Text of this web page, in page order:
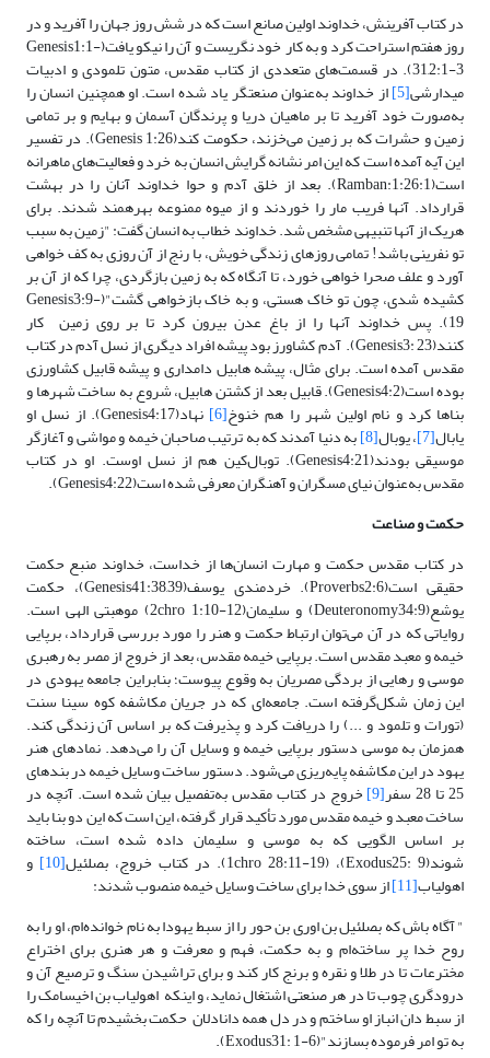
در کتاب آفرینش، خداوند اولین صانع است که در شش روز جهان را آفرید و در
روز هفتم استراحت کرد و به کار خود نگریست و آن را نیکو یافت(Genesis1:1-
31,2:1-3). در قسمت‌های متعددی از کتاب مقدس، متون تلمودی و ادبیات
میدارشی[5] از خداوند به‌عنوان صنعتگر یاد شده است. او همچنین انسان را
به‌صورت خود آفرید تا بر ماهیان دریا و پرندگان آسمان و بهایم و بر تمامی
زمین و حشرات که بر زمین می‌خزند، حکومت کند(Genesis 1:26). در تفسیر
این آیه آمده است که این امر نشانه گرایش انسان به خرد و فعالیت‌های ماهرانه
است(Ramban:1:26:1). بعد از خلق آدم و حوا خداوند آنان را در بهشت
قرارداد. آنها فریب مار را خوردند و از میوه ممنوعه بهره­مند شدند. برای
هریک از آنها تنبیهی مشخص شد. خداوند خطاب به انسان گفت: "زمین به سبب
تو نفرینی باشد! تمامی روزهای زندگی خویش، با رنج از آن روزی به کف خواهی
آورد و علف صحرا خواهی خورد، تا آنگاه که به زمین بازگردی، چرا که از آن بر
کشیده شدی، چون تو خاک هستی، و به خاک بازخواهی گشت"(Genesis3:9-
19). پس خداوند آنها را از باغ عدن بیرون کرد تا بر روی زمین کار
کنند(Genesis3: 23). آدم کشاورز بود پیشه افراد دیگری از نسل آدم در کتاب
مقدس آمده است. برای مثال، پیشه هابیل دامداری و پیشه قابیل کشاورزی
بوده است(Genesis4:2). قابیل بعد از کشتن هابیل، شروع به ساخت شهرها و
بناها کرد و نام اولین شهر را هم خنوخ[6] نهاد(Genesis4:17). از نسل او
یابال[7] ، یوبال[8] به دنیا آمدند که به ترتیب صاحبان خیمه و مواشی و آغازگر
موسیقی بودند(Genesis4:21). توبال‌کین هم از نسل اوست. او در کتاب
مقدس به‌عنوان نیای مسگران و آهنگران معرفی شده است(Genesis4:22).
حکمت و صناعت
در کتاب مقدس حکمت و مهارت انسان‌ها از خداست، خداوند منبع حکمت
حقیقی است(Proverbs2:6). خردمندی یوسف(Genesis41:38,39)، حکمت
یوشع(Deuteronomy34:9) و سلیمان(2chro 1:10-12) موهبتی الهی است.
روایاتی که در آن می‌توان ارتباط حکمت و هنر را مورد بررسی قرارداد، برپایی
خیمه و معبد مقدس است. برپایی خیمه مقدس، بعد از خروج از مصر به رهبری
موسی و رهایی از بردگی مصریان به وقوع پیوست؛ بنابراین جامعه یهودی در
این زمان شکل‌گرفته است. جامعه‌ای که در جریان مکاشفه کوه سینا سنت
(تورات و تلمود و ...) را دریافت کرد و پذیرفت که بر اساس آن زندگی کند.
همزمان به موسی دستور برپایی خیمه و وسایل آن را می‌دهد. نمادهای هنر
یهود در این مکاشفه پایه‌ریزی می‌شود. دستور ساخت وسایل خیمه در بندهای
25 تا 28 سفر [9] خروج در کتاب مقدس به‌تفصیل بیان شده است. آنچه در
ساخت معبد و خیمه مقدس مورد تأکید قرار گرفته، این است که این دو بنا باید
بر اساس الگویی که به موسی و سلیمان داده شده است، ساخته
شوند(Exodus25: 9)، (1chro 28:11-19). در کتاب خروج، بصلئیل [10] و
اهولیاب[11]
از سوی خدا برای ساخت وسایل خیمه منصوب شدند:
" آگاه باش که بصلئیل بن اوری بن حور را از سبط یهودا به نام خوانده‌ام، او را به
روح خدا پر ساخته‌ام و به حکمت، فهم و معرفت و هر هنری برای اختراع
مخترعات تا در طلا و نقره و برنج کار کند و برای تراشیدن سنگ و ترصیع آن و
درودگری چوب تا در هر صنعتی اشتغال نماید، و اینکه اهولیاب بن اخیسامک را
از سبط دان انباز او ساختم و در دل همه دانادلان حکمت بخشیدم تا آنچه را که
به تو امر فرموده بسازند"(Exodus31: 1-6).